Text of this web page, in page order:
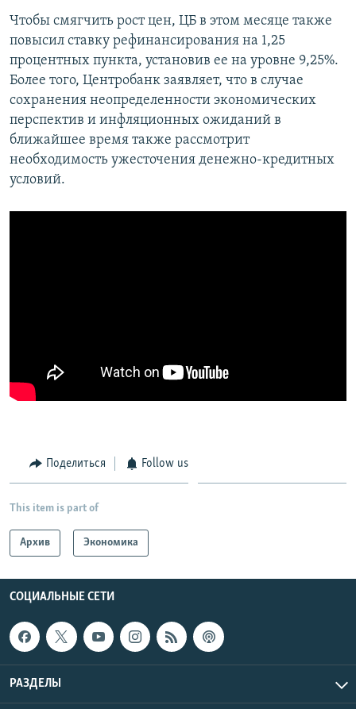
Чтобы смягчить рост цен, ЦБ в этом месяце также
повысил ставку рефинансирования на 1,25
процентных пункта, установив ее на уровне 9,25%.
Более того, Центробанк заявляет, что в случае
сохранения неопределенности экономических
перспектив и инфляционных ожиданий в
ближайшее время также рассмотрит
необходимость ужесточения денежно-кредитных
условий.
Поделиться Follow us
This item is part of
Архив Экономика
СОЦИАЛЬНЫЕ СЕТИ
РАЗДЕЛЫ